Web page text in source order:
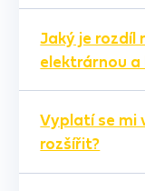
Jaký je rozdíl
elektrárnou a
Vyplatí se mi
rozšířit?